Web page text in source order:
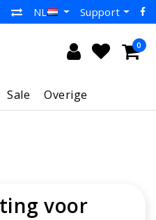
NL Support
0
Sale Overige
voor